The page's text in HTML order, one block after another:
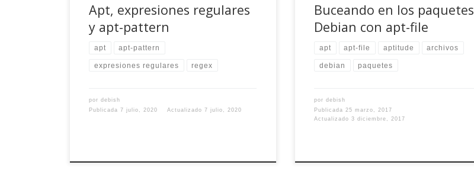
Apt, expresiones regulares
y apt-pattern
apt apt-pattern
expresiones regulares regex
pordebish
Publicada7 julio, 2020 Actualizado7 julio, 2020
Buceando en los paquetes
Debian con apt-file
apt apt-file aptitude archivos
debian paquetes
pordebish
Publicada 25 marzo, 2017
Actualizado3 diciembre, 2017